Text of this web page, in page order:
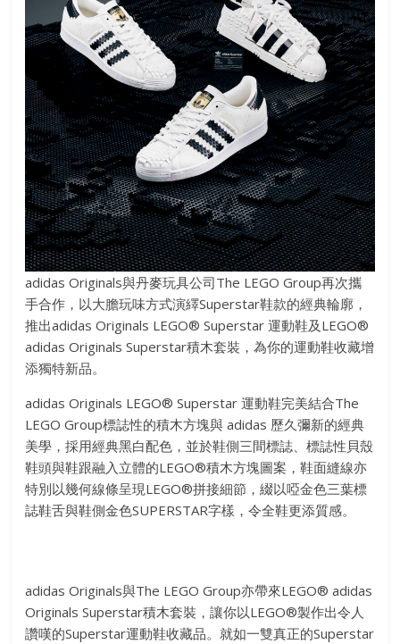
adidas Originals與丹麥玩具公司The LEGO Group再次攜
手合作，以大膽玩味方式演繹Superstar鞋款的經典輪廓，
推出adidas Originals LEGO® Superstar 運動鞋及LEGO®
adidas Originals Superstar積木套裝，為你的運動鞋收藏增
添獨特新品。
adidas Originals LEGO® Superstar 運動鞋完美結合The
LEGO Group標誌性的積木方塊與 adidas 歷久彌新的經典
美學，採用經典黑白配色，並於鞋側三間標誌、標誌性貝殼
鞋頭與鞋跟融入立體的LEGO®積木方塊圖案，鞋面縫線亦
特別以幾何線條呈現LEGO®拼接細節，綴以啞金色三葉標
誌鞋舌與鞋側金色SUPERSTAR字樣，令全鞋更添質感。
adidas Originals與The LEGO Group亦帶來LEGO® adidas
Originals Superstar積木套裝，讓你以LEGO®製作出令人
讚嘆的Superstar運動鞋收藏品。就如一雙真正的Superstar